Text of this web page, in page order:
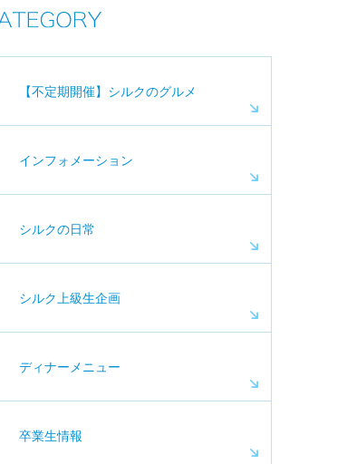
【不定期開催】シルクのグルメ
インフォメーション
シルクの日常
シルク上級生企画
ディナーメニュー
卒業生情報